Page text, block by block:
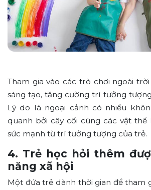
Tham gia vào các trò chơi ngoài
sáng tạo, tăng cường trí tưởng
Lý do là ngoại cảnh có nhiều
quanh bởi cây cối cùng các vật thể
sức mạnh từ trí tưởng tượng của trẻ.
4. Trẻ học hỏi thêm
năng xã hội
Một đứa trẻ dành thời gian để tham